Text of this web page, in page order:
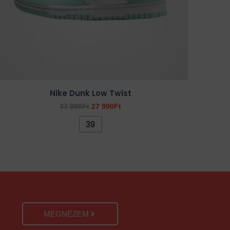
Nike Dunk Low Twist
37 990Ft 27 990Ft
termékoldalon
39
MEGNÉZEM